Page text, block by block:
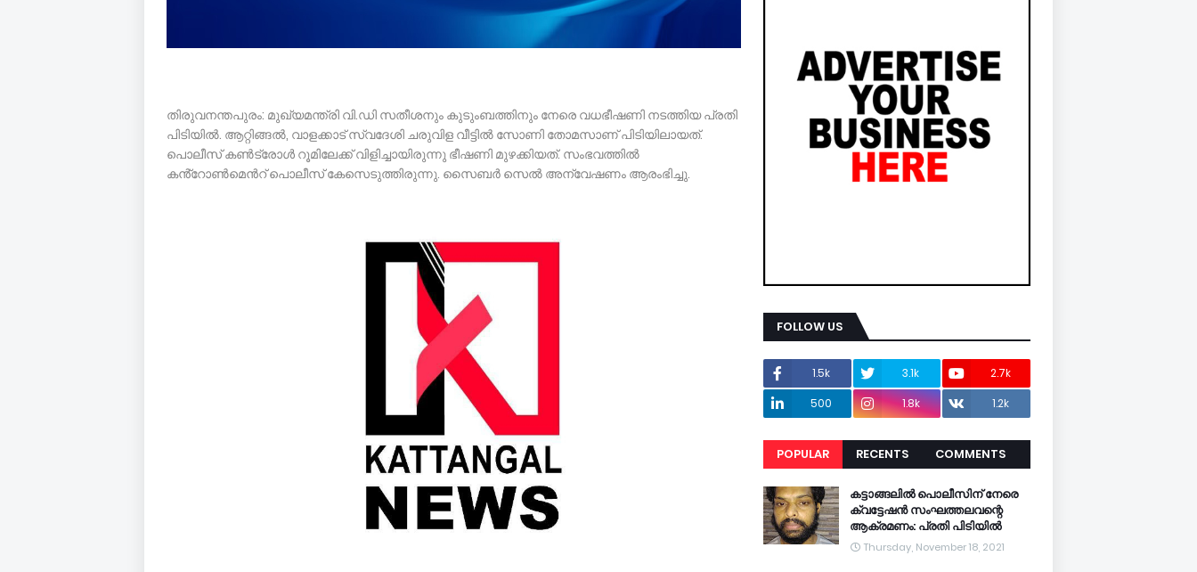
തിരുവനന്തപുരം: മുഖ്യമന്ത്രി വി.ഡി സതീശനും കുടുംബത്തിനും നേരെ വധഭീഷണി നടത്തിയ പ്രതി
പിടിയിൽ. ആറ്റിങ്ങൽ, വാളക്കാട് സ്വദേശി ചരുവിള വീട്ടിൽ സോണി തോമസാണ് പിടിയിലായത്.
പൊലീസ് കൺട്രോൾ റൂമിലേക്ക് വിളിച്ചായിരുന്നു ഭീഷണി മുഴക്കിയത്. സംഭവത്തിൽ
കൻ്റോൺമെൻറ് പൊലീസ് കേസെടുത്തിരുന്നു. സൈബർ സെൽ അന്വേഷണം ആരംഭിച്ചു.
FOLLOW US
1.5k 3.1k
2.7k
500
1.8k 1.2k
POPULAR RECENTS
COMMENTS
RECENTS
കട്ടാങ്ങലിൽ പൊലീസിന് നേരെ
ക്വട്ടേഷൻ സംഘത്തലവന്റെ
ആക്രമണം: പ്രതി പിടിയിൽ
Thursday, November 18, 2021